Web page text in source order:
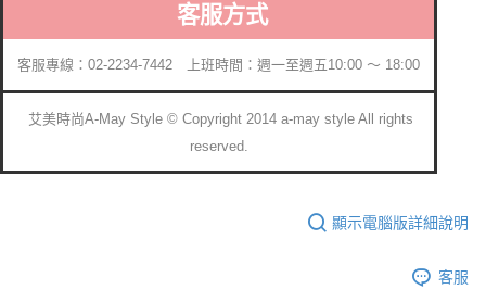
客服方式
客服專線：02-2234-7442 上班時間：週一至週五10:00 ～ 18:00
艾美時尚A-May Style © Copyright 2014 a-may style All rights
reserved.
顯示電腦版詳細說明
客服